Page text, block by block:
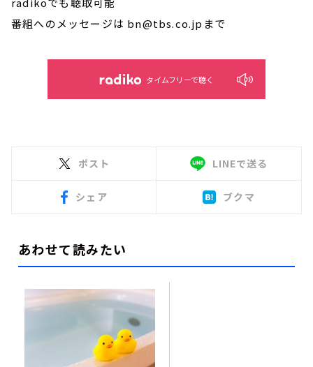
番組へのメッセージは bn@tbs.co.jpまで
タイムフリーで聴く
ポスト LINEで送る
シェア ブクマ
あわせて読みたい